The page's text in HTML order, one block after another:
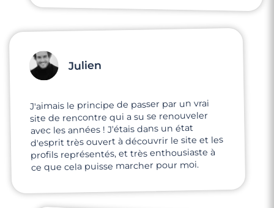
Julien
J'aimais le principe de passer par un vrai
site de rencontre qui a su se renouveler
avec les années ! J'étais dans un état
d'esprit très ouvert à découvrir le site et les
profils représentés, et très enthousiaste à
ce que cela puisse marcher pour moi.